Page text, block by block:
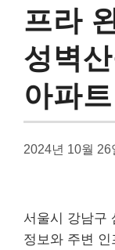
프라
성벽
아파
2024년 10월 26
서울시 강남구
정보와 주변